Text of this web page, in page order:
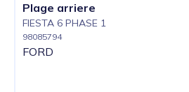
Plage arriere
FIESTA 6 PHASE 1
98085794
FORD